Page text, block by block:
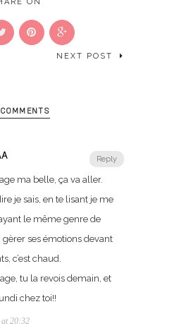
NEXT POST
Reply
ma belle, ça va aller.
je sais, en te lisant je me
le même genre de
gèrer ses émotions devant
c’est chaud.
tu la revois demain, et
chez toi!!
at 20:32